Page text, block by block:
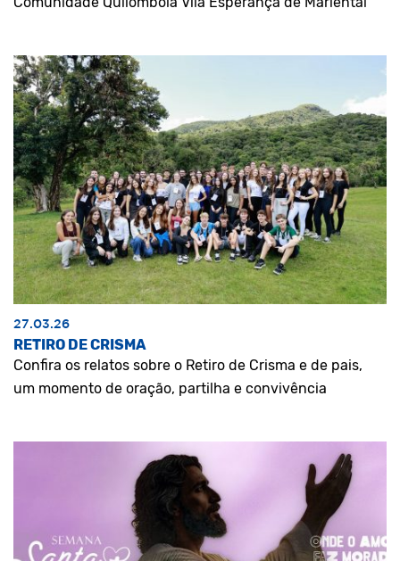
27.03.26
RETIRO DE CRISMA
Confira os relatos sobre o Retiro de Crisma e de pais,
um momento de oração, partilha e convivência